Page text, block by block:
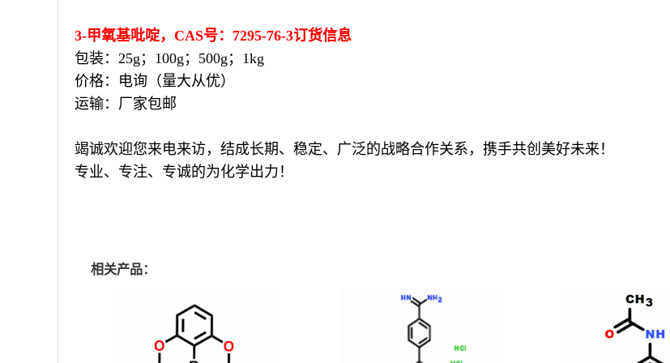
3-甲氧基吡啶，CAS号：7295-76-3订货信息
包装：25g；100g；500g；1kg
价格：电询（量大从优）
运输：厂家包邮
竭诚欢迎您来电来访，结成长期、稳定、广泛的战略合作关系，携手共创美好未来！
专业、专注、专诚的为化学出力！
相关产品：